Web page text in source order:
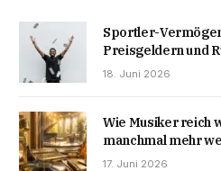
Sportler-
Preisgeldern und
18. Juni 2026
Wie Musiker reich
manchmal mehr
17. Juni 2026